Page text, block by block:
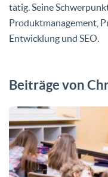
tätig. Seine
Produktmanagement,
Entwicklung und SEO.
Beiträge von